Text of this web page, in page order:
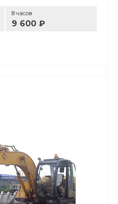
8 часов
9 600 ₽